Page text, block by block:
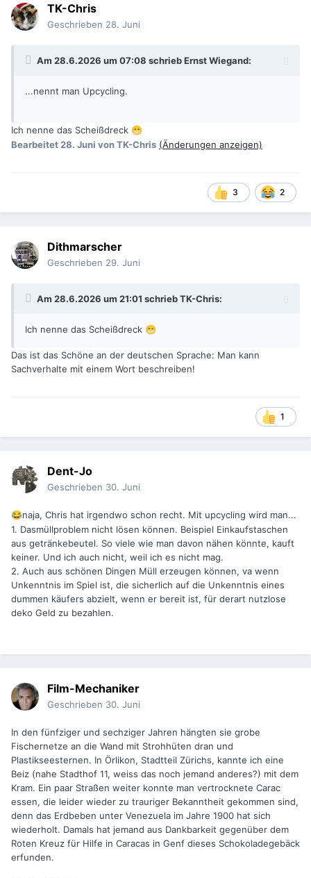
TK-Chris
Geschrieben 28. Juni
Am 28.6.2026 um 07:08 schriebErnst Wiegand:
...nennt man Upcycling.
Ich nenne das Scheißdreck 😁
Bearbeitet 28. Juni von TK-Chris (Änderungen anzeigen)
3 2
Dithmarscher
Geschrieben 29. Juni
Am 28.6.2026 um 21:01 schriebTK-Chris:
Ich nenne das Scheißdreck 😁
Das ist das Schöne an der deutschen Sprache: Man kann
Sachverhalte mit einem Wort beschreiben!
1
Dent-Jo
Geschrieben 30. Juni
😂naja, Chris hat irgendwo schon recht. Mit upcycling wird man...
1. Dasmüllproblem nicht lösen können. Beispiel Einkaufstaschen
aus getränkebeutel. So viele wie man davon nähen könnte, kauft
keiner. Und ich auch nicht, weil ich es nicht mag.
2. Auch aus schönen Dingen Müll erzeugen können, va wenn
Unkenntnis im Spiel ist, die sicherlich auf die Unkenntnis eines
dummen käufers abzielt, wenn er bereit ist, für derart nutzlose
deko Geld zu bezahlen.
Film-Mechaniker
Geschrieben 30. Juni
In den fünfziger und sechziger Jahren hängten sie grobe
Fischernetze an die Wand mit Strohhüten dran und
Plastikseesternen. In Örlikon, Stadtteil Zürichs, kannte ich eine
Beiz (nahe Stadthof 11, weiss das noch jemand anderes?) mit dem
Kram. Ein paar Straßen weiter konnte man vertrocknete Carac
essen, die leider wieder zu trauriger Bekanntheit gekommen sind,
denn das Erdbeben unter Venezuela im Jahre 1900 hat sich
wiederholt. Damals hat jemand aus Dankbarkeit gegenüber dem
Roten Kreuz für Hilfe in Caracas in Genf dieses Schokoladegebäck
erfunden.